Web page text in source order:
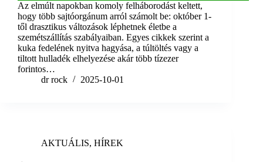
Az elmúlt napokban komoly felháborodást keltett,
hogy több sajtóorgánum arról számolt be: október 1-
től drasztikus változások léphetnek életbe a
szemétszállítás szabályaiban. Egyes cikkek szerint a
kuka fedelének nyitva hagyása, a túltöltés vagy a
tiltott hulladék elhelyezése akár több tízezer
forintos…
dr rock
2025-10-01
AKTUÁLIS, HÍREK